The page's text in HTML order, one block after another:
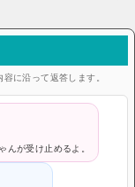
に沿って返答します。
んが受け止めるよ。